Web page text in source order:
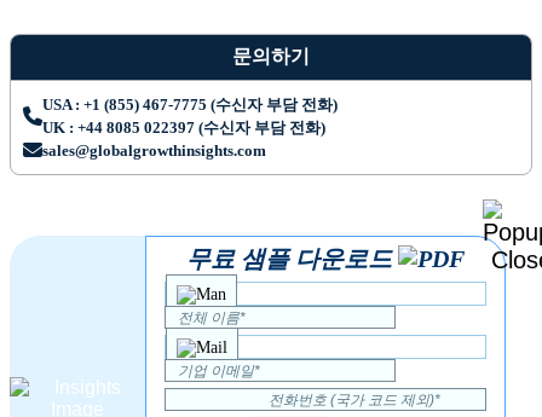
문의하기
USA : +1 (855) 467-7775 (수신자 부담 전화)
UK : +44 8085 022397 (수신자 부담 전화)
sales@globalgrowthinsights.com
무료 샘플 다운로드